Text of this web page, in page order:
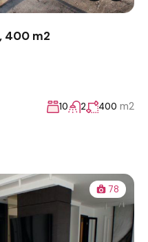
400 m2
10 2 400 m2
78